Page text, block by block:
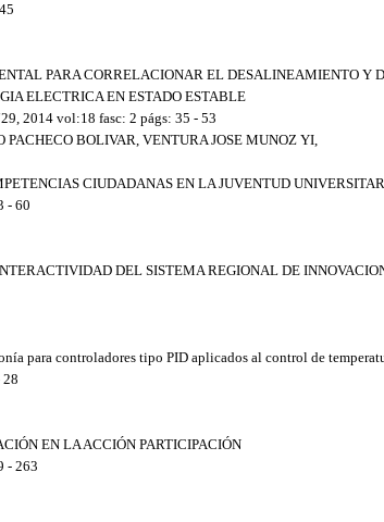
PARA CORRELACIONAR EL DESALINEAMIENTO Y
ELECTRICA EN ESTADO ESTABLE
2014 vol:18 fasc: 2 págs: 35 - 53
BOLIVAR, VENTURA JOSE MUNOZ YI,
CIUDADANAS EN LA JUVENTUD
- 60
DEL SISTEMA REGIONAL DE
para controladores tipo PID aplicados al control de
28
EN LA ACCIÓN PARTICIPACIÓN
- 263